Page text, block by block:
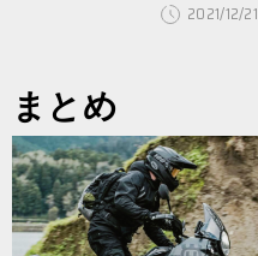
2021/12/21
まとめ